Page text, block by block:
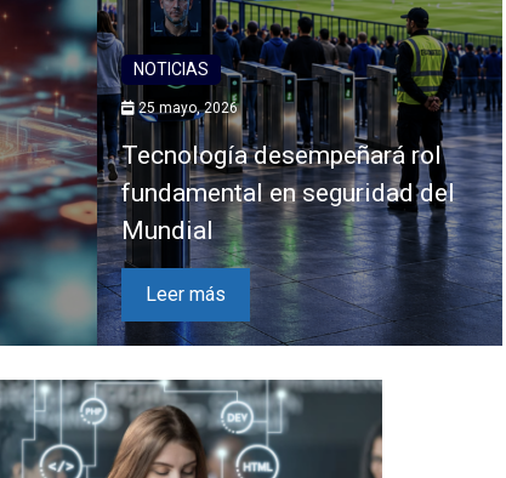
NOTICIAS
25 mayo, 2026
Tecnología desempeñará rol
fundamental en seguridad del
Mundial
Leer más